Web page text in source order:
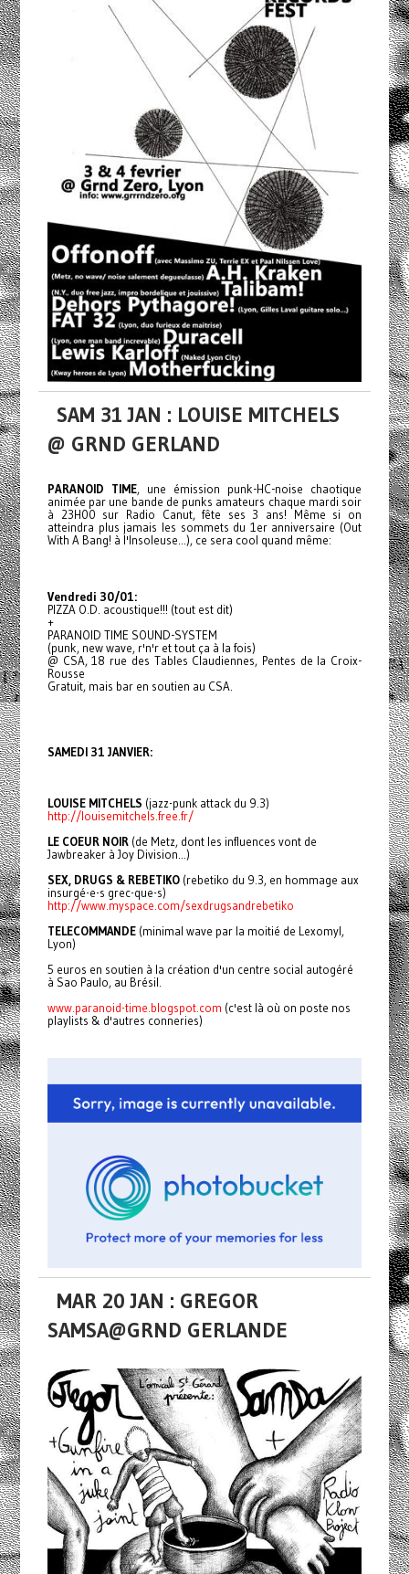
SAM 31 JAN : LOUISE MITCHELS
@ GRND GERLAND
PARANOID TIME, une émission punk-HC-noise chaotique
animée par une bande de punks amateurs chaque mardi soir
à 23H00 sur Radio Canut, fête ses 3 ans! Même si on
atteindra plus jamais les sommets du 1er anniversaire (Out
With A Bang! à l'Insoleuse...), ce sera cool quand même:
Vendredi 30/01:
PIZZA O.D. acoustique!!! (tout est dit)
+
PARANOID TIME SOUND-SYSTEM
(punk, new wave, r'n'r et tout ça à la fois)
@ CSA, 18 rue des Tables Claudiennes, Pentes de la Croix-
Rousse
Gratuit, mais bar en soutien au CSA.
SAMEDI 31 JANVIER:
LOUISE MITCHELS (jazz-punk attack du 9.3)
http://louisemitchels.free.fr/
LE COEUR NOIR(de Metz, dont les influences vont de
Jawbreaker à Joy Division...)
SEX, DRUGS & REBETIKO(rebetiko du 9.3, en hommage aux
insurgé-e-s grec-que-s)
http://www.myspace.com/sexdrugsandrebetiko
TELECOMMANDE(minimal wave par la moitié de Lexomyl,
Lyon)
5 euros en soutien à la création d'un centre social autogéré
à Sao Paulo, au Brésil.
www.paranoid-time.blogspot.com (c'est là où on poste nos
playlists & d'autres conneries)
MAR 20 JAN : GREGOR
SAMSA@GRND GERLANDE